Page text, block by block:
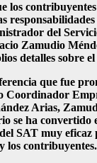
los
del
Zamudio
detalles sobre
que fue
Coordinador
Arias,
se ha convertido
SAT muy eficaz
los contribuyentes.